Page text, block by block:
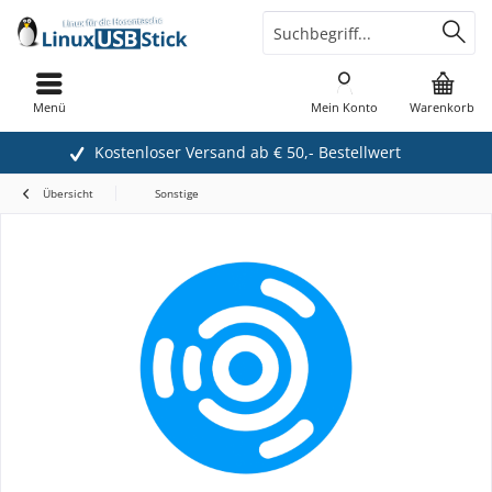
Kostenloser Versand ab € 50,- Bestellwert
Warenkorb
Mein Konto
Menü
Übersicht Sonstige